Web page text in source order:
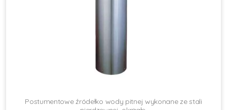
Postumentowe źródełko wody pitnej wykonane ze stali